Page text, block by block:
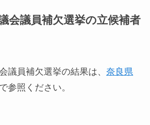
会議員補欠選挙の立候補者
議員補欠選挙の結果は、 奈良県
で参照ください。